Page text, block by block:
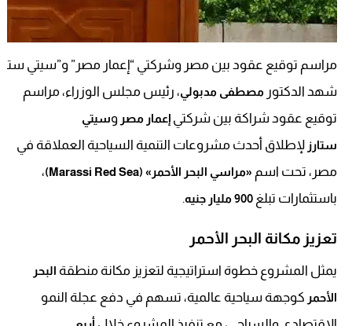
مراسم توقيع عقود بين مصر وشركتي “إعمار مصر” و”سيتي
شهد الدكتور مصطفى مدبولي، رئيس مجلس الوزراء، مراسم
توقيع عقود شراكة بين شركتي إعمار مصر وسيتي
ستارز لإطلاق أحدث مشروعات التنمية السياحية العملاقة في
مصر، تحت اسم «مراسي البحر الأحمر» (Marassi Red Sea)
،
باستثمارات تبلغ 900 مليار جنيه .
تعزيز مكانة البحر الأحمر
يمثل المشروع خطوة استراتيجية لتعزيز مكانة منطقة البحر
الأحمر كوجهة سياحية عالمية، تسهم في دفع عجلة النمو